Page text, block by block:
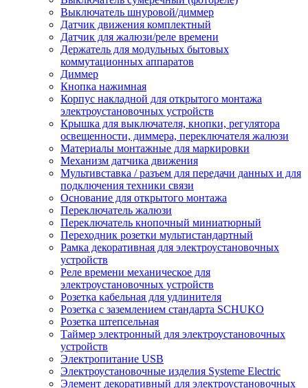
Выключатель шнуровой/диммер
Датчик движения комплектный
Датчик для жалюзи/реле времени
Держатель для модульных бытовых
коммутационных аппаратов
Диммер
Кнопка нажимная
Корпус накладной для открытого монтажа
электроустановочных устройств
Крышка для выключателя, кнопки, регулятора
освещенности, диммера, переключателя жалюзи
Материалы монтажные для маркировки
Механизм датчика движения
Мультивставка / разъем для передачи данных и для
подключения техники связи
Основание для открытого монтажа
Переключатель жалюзи
Переключатель кнопочный миниатюрный
Переходник розетки мультистандартный
Рамка декоративная для электроустановочных
устройств
Реле времени механическое для
электроустановочных устройств
Розетка кабельная для удлинителя
Розетка с заземлением стандарта SCHUKO
Розетка штепсельная
Таймер электронный для электроустановочных
устройств
Электропитание USB
Электроустановочные изделия Systeme Electric
Элемент декоративный для электроустановочных